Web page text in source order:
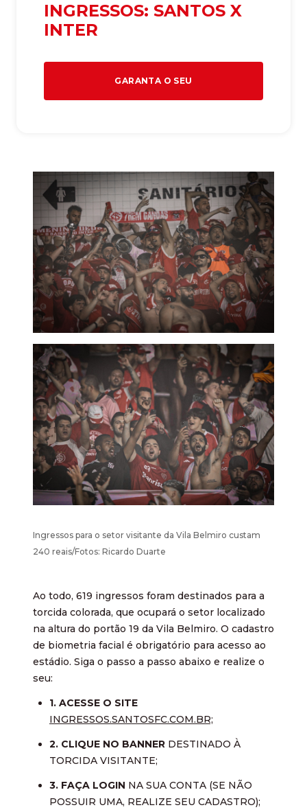
INGRESSOS: SANTOS X
INTER
GARANTA O SEU
Ingressos para o setor visitante da Vila Belmiro custam
240 reais/Fotos: Ricardo Duarte
Ao todo, 619 ingressos foram destinados para a
torcida colorada, que ocupará o setor localizado
na altura do portão 19 da Vila Belmiro. O cadastro
de biometria facial é obrigatório para acesso ao
estádio. Siga o passo a passo abaixo e realize o
seu:
1. ACESSE O SITE
INGRESSOS.SANTOSFC.COM.BR;
2. CLIQUE NO BANNER DESTINADO À
TORCIDA VISITANTE;
3. FAÇA LOGIN NA SUA CONTA (SE NÃO
POSSUIR UMA, REALIZE SEU CADASTRO);